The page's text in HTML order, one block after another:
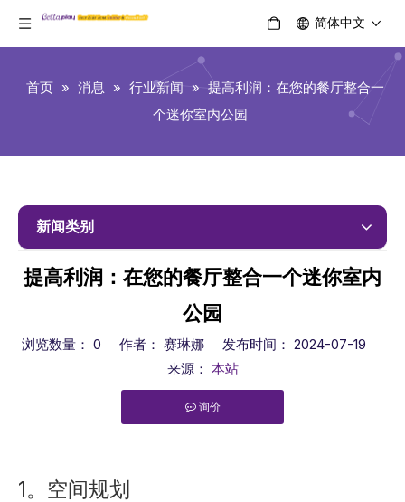
简体中文
首页 » 消息 » 行业新闻 » 提高利润：在您的餐厅整合一
个迷你室内公园
新闻类别
提高利润：在您的餐厅整合一个迷你室内
公园
浏览数量： 0 作者： 赛琳娜 发布时间： 2024-07-19
来源： 本站
询价
1。空间规划